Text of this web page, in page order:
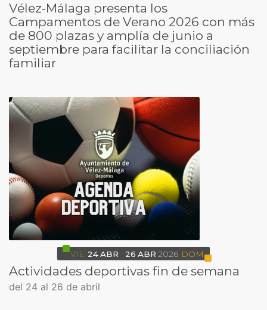
Vélez-Málaga presenta los
Campamentos de Verano 2026 con más
de 800 plazas y amplía de junio a
septiembre para facilitar la conciliación
familiar
VIE 24ABR 26 ABR 2026 DOM
Actividades deportivas fin de semana
del 24 al 26 de abril